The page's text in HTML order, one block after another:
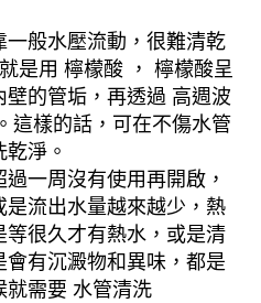
般水壓流動，很難清乾
是用 檸檬酸 ， 檸檬酸呈
的管垢，再透過 高週波
這樣的話，可在不傷水管
淨。
一周沒有使用再開啟，
流出水量越來越少，熱
很久才有熱水，或是清
有沉澱物和異味，都是
就需要 水管清洗